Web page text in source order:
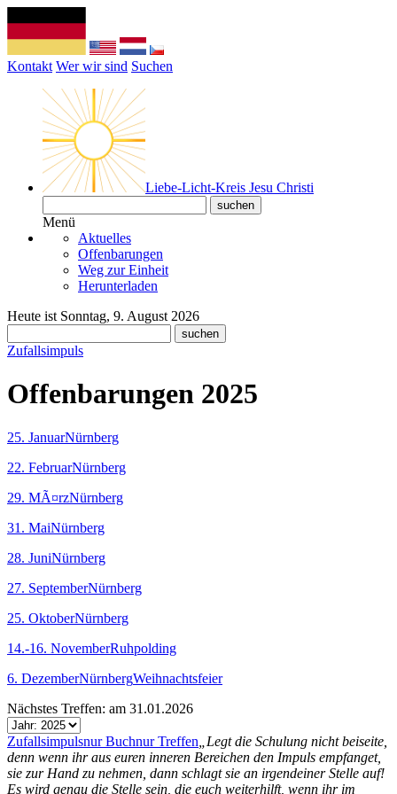
Kontakt Wer wir sind Suchen
Liebe-Licht-Kreis Jesu Christi
Menü
Aktuelles
Offenbarungen
Weg zur Einheit
Herunterladen
Heute ist Sonntag, 9. August 2026
Zufallsimpuls
Offenbarungen 2025
25. JanuarNürnberg
22. FebruarNürnberg
29. MÃ¤rzNürnberg
31. MaiNürnberg
28. JuniNürnberg
27. SeptemberNürnberg
25. OktoberNürnberg
14.-16. NovemberRuhpolding
6. DezemberNürnbergWeihnachtsfeier
Nächstes Treffen: am 31.01.2026
Zufallsimpulsnur Buchnur Treffen „Legt die Schulung nicht beiseite,
denn wenn ihr aus euren inneren Bereichen den Impuls empfanget,
sie zur Hand zu nehmen, dann schlagt sie an irgendeiner Stelle auf!
Es wird genau die Stelle sein, die euch weiterhilft, wenn ihr im